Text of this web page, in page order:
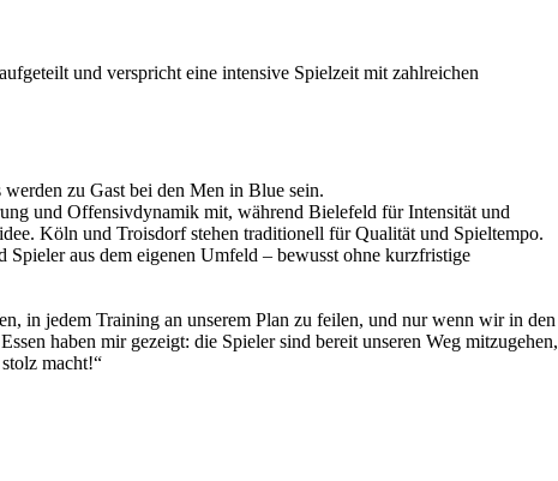
und verspricht eine intensive Spielzeit mit zahlreichen
zu Gast bei den Men in Blue sein.
und Offensivdynamik mit, während Bielefeld für Intensität und
Köln und Troisdorf stehen traditionell für Qualität und Spieltempo.
aus dem eigenen Umfeld – bewusst ohne kurzfristige
in jedem Training an unserem Plan zu feilen, und nur wenn wir in den
haben mir gezeigt: die Spieler sind bereit unseren Weg mitzugehen,
macht!“